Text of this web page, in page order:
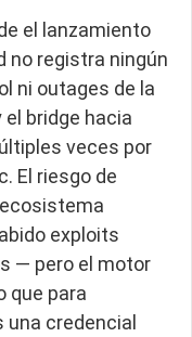
el lanzamiento
no registra ningún
ni outages de la
el bridge hacia
veces por
El riesgo de
exploits
— pero el motor
que para
credencial